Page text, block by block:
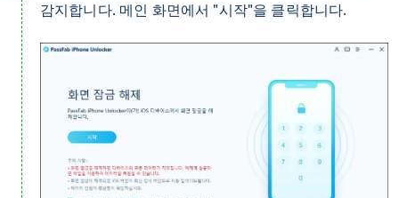
감지합니다. 메인 화면에서 "시작"을 클릭합니다.